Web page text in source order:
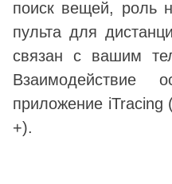
поиск вещей, роль
пульта для
связан с вашим
Взаимодействие
приложение
+).